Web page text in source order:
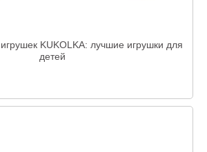
KUKOLKA: лучшие игрушки для
детей